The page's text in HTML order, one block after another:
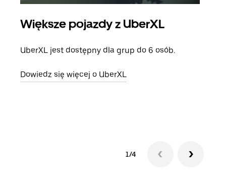
Większe pojazdy z UberXL
UberXL jest dostępny dla grup do 6 osób.
Dowiedz się więcej o UberXL
1/4